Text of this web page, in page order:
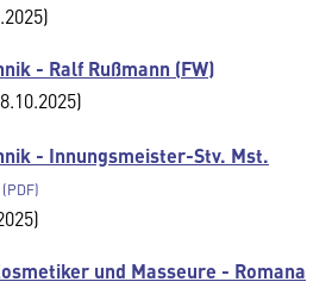
- Ralf Rußmann (FW)
- Innungsmeister-Stv. Mst.
und Masseure - Romana